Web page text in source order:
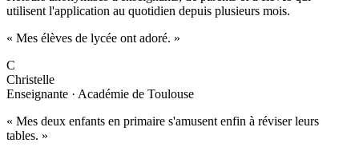
utilisent l'application au quotidien depuis plusieurs mois.
« Mes élèves de lycée ont adoré. »
C
Christelle
Enseignante · Académie de Toulouse
« Mes deux enfants en primaire s'amusent enfin à réviser leurs
tables. »